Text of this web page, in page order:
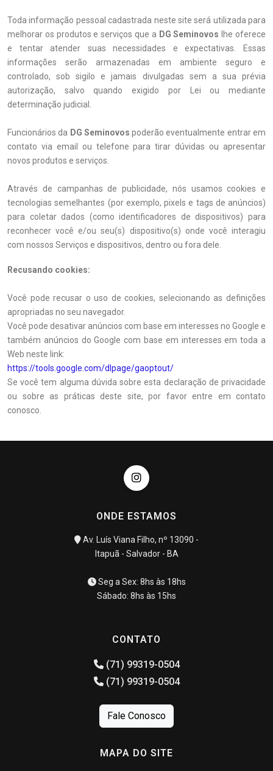
Toda informação pessoal cadastrada neste site será utilizada para
melhorar os produtos e serviços que a DG Seminovos lhe oferece
e tentar atender suas necessidades e expectativas. Essas
informações serão armazenadas em ambiente seguro e
controlado, sob sigilo e jamais divulgadas sem a sua prévia
autorização, salvo quando exigido por Lei ou mediante
determinação judicial.
Funcionários da DG Seminovos poderão eventualmente entrar em
contato via email ou telefone para tirar dúvidas ou apresentar
novos produtos e serviços.
Através de campanhas de publicidade, nós usamos cookies e
tecnologias semelhantes (por exemplo, pixels e tags de anúncios)
para coletar dados (como identificadores de dispositivos) para
reconhecer você e/ou seu(s) dispositivo(s) onde você interagiu
com nossos Serviços e dispositivos, dentro ou fora dele.
Recusando cookies:
Você pode recusar o uso de cookies, selecionando as definições
apropriadas no seu navegador.
Você pode desativar anúncios com base em interesses no Google e
também anúncios do Google com base em interesses em toda a
Web neste link:
https://tools.google.com/dlpage/gaoptout/
Se você tem alguma dúvida sobre esta declaração de privacidade
ou sobre as práticas deste site, por favor entre em contato
conosco.
ONDE ESTAMOS
Av. Luís Viana Filho, nº 13090 -
Itapuã - Salvador - BA
Seg a Sex: 8hs às 18hs
Sábado: 8hs às 15hs
CONTATO
(71) 99319-0504
(71) 99319-0504
Fale Conosco
MAPA DO SITE